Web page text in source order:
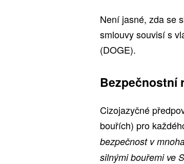
Není jasné, zda se
smlouvy souvisí s
(DOGE).
Bezpečnostní
Cizojazyčné
bouřích) pro
bezpečnost v
silnými bouřemi ve